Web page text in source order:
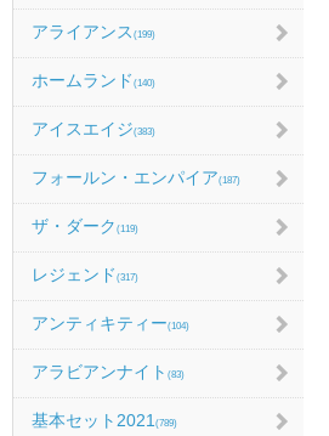
アライアンス (199)
ホームランド (140)
アイスエイジ(383)
フォールン・エンパイア(187)
ザ・ダーク (119)
レジェンド (317)
アンティキティー(104)
アラビアンナイト (83)
基本セット2021 (789)